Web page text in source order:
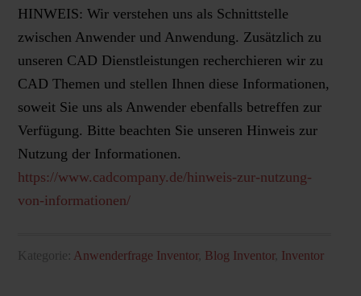
HINWEIS: Wir verstehen uns als Schnittstelle
zwischen Anwender und Anwendung. Zusätzlich zu
unseren CAD Dienstleistungen recherchieren wir zu
CAD Themen und stellen Ihnen diese Informationen,
soweit Sie uns als Anwender ebenfalls betreffen zur
Verfügung. Bitte beachten Sie unseren Hinweis zur
Nutzung der Informationen.
https://www.cadcompany.de/hinweis-zur-nutzung-
von-informationen/
Kategorie: Anwenderfrage Inventor, Blog Inventor, Inventor